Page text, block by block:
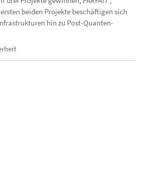
ersten beiden Projekte beschäftigen sich
hin zu Post-Quanten-